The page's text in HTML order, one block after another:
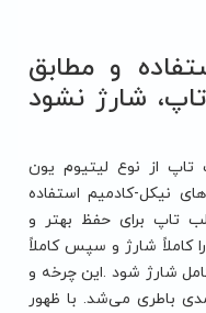
و مطابق
شارژ نشود
تاپ از نوع لیتیوم یون
نیکل-کادمیم استفاده
تاپ برای حفظ بهتر و
کاملاً شارژ و سپس کاملاً
شارژ شود .این چرخه و
باطری می‌شد. با ظهور